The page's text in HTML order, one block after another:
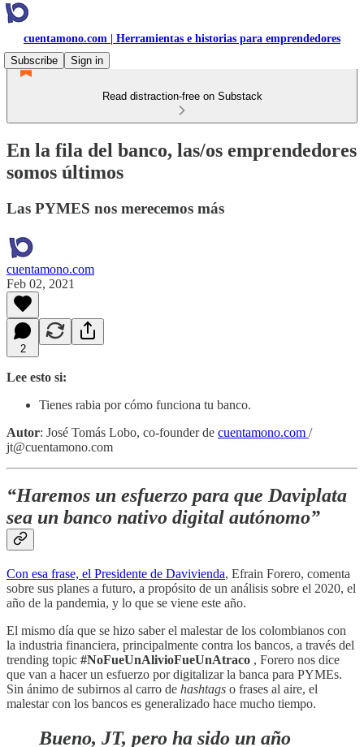
cuentamono.com | Herramientas e historias para emprendedores
Subscribe
Sign in
Read distraction-free on Substack
En la fila del banco, las/os emprendedores
somos últimos
Las PYMES nos merecemos más
cuentamono.com
Feb 02, 2021
2
Lee esto si:
Tienes rabia por cómo funciona tu banco.
Autor: José Tomás Lobo, co-founder de cuentamono.com /
jt@cuentamono.com
“Haremos un esfuerzo para que Daviplata
sea un banco nativo digital autónomo”
Con esa frase, el Presidente de Davivienda, Efrain Forero, comenta
sobre sus planes a futuro, a propósito de un análisis sobre el 2020, el
año de la pandemia, y lo que se viene este año.
El mismo día que se hizo saber el malestar de los colombianos con
la industria financiera, principalmente contra los bancos, a través del
trending topic #NoFueUnAlivioFueUnAtraco , Forero nos dice
que van a hacer un esfuerzo por digitalizar la banca para PYMEs.
Sin ánimo de subirnos al carro de hashtags o frases al aire, el
malestar con los bancos es generalizado hace mucho tiempo.
Bueno, JT, pero ha sido un año